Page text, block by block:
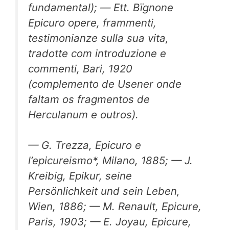
fundamental); — Εtt. Bïgnone
Epicuro opere, frammenti,
testimonianze sulla sua vita,
tradotte com introduzione e
commenti, Bari, 1920
(complemento de Usener onde
faltam os fragmentos de
Herculanum e outros).
— G. Trezza, Epicuro e
l’epicureismo*, Milano, 1885; — J.
Kreibig, Epikur, seine
Persönlichkeit und sein Leben,
Wien, 1886; — M. Renault, Epicure,
Paris, 1903; — E. Joyau, Epicure,